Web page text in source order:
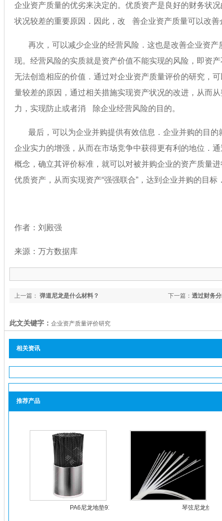
企业资产质量的优劣来决定的。优质资产是良好的财务状
状况较差的重要原因．因此，改 善企业资产质量可以改
再次，可以减少企业的经营风险．这也是改善企业资
现。经营风险的实质就是资产价值不能实现的风险，即资
无法创造相应的价值．通过对企业资产质量评价的研究，可
量较差的原因，通过相关措施实现资产状况的改进，
力，实现防止或者消 除企业经营风险的目的。
最后，可以为企业并购提供有效信息．企业并购的目
企业实力的增强，从而在市场竞争中获得更有利的地位．通
概念，确立其评价标准，就可以对被并购企业的资产质量进
优质资产，从而实现资产“强强联合”，达到企业并购的目
作者：刘殿强
来源：万方数据库
下一篇： 透过财务
上一篇： 弹道尼龙是什么材料？
此文关键字： 企业资产质量评价研究
相关资讯
推荐产品
PA6尼龙地垫91抖音
琴弦尼龙丝